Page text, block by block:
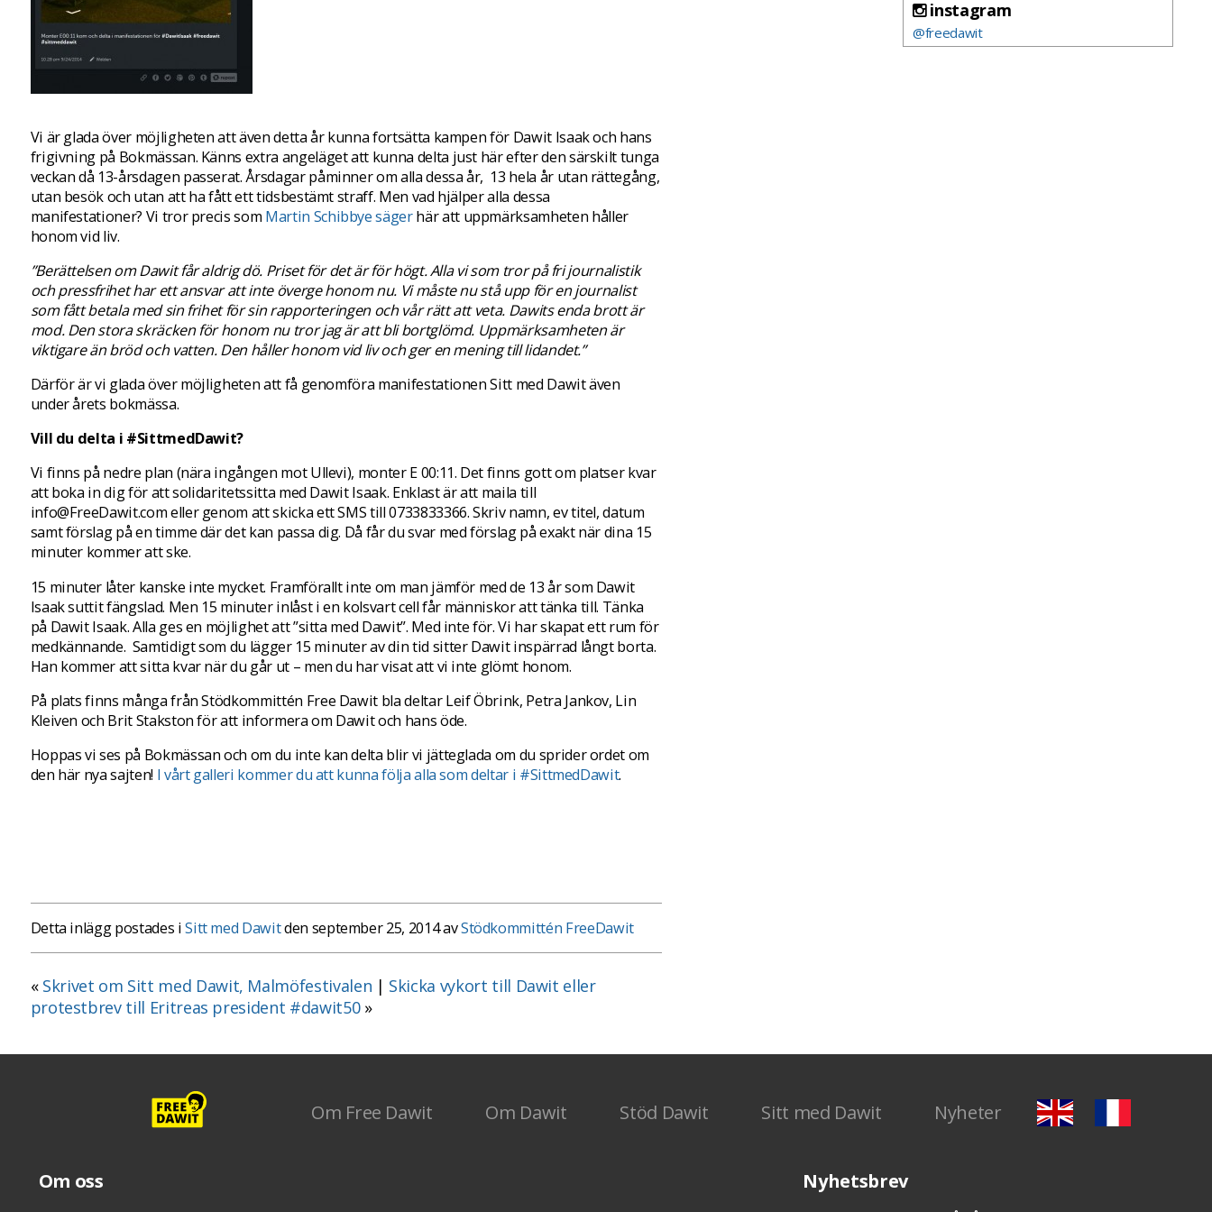
Vi är glada över möjligheten att även detta år kunna fortsätta kampen för Dawit Isaak och hans
frigivning på Bokmässan. Känns extra angeläget att kunna delta just här efter den särskilt tunga
veckan då 13-årsdagen passerat. Årsdagar påminner om alla dessa år, 13 hela år utan rättegång,
utan besök och utan att ha fått ett tidsbestämt straff. Men vad hjälper alla dessa
manifestationer? Vi tror precis som Martin Schibbye sägerhär att uppmärksamheten håller
honom vid liv.
”Berättelsen om Dawit får aldrig dö. Priset för det är för högt. Alla vi som tror på fri journalistik
och pressfrihet har ett ansvar att inte överge honom nu. Vi måste nu stå upp för en journalist
som fått betala med sin frihet för sin rapporteringen och vår rätt att veta. Dawits enda brott är
mod. Den stora skräcken för honom nu tror jag är att bli bortglömd. Uppmärksamheten är
viktigare än bröd och vatten. Den håller honom vid liv och ger en mening till lidandet.”
Därför är vi glada över möjligheten att få genomföra manifestationen Sitt med Dawit även
under årets bokmässa.
Vill du delta i #SittmedDawit?
Vi finns på nedre plan (nära ingången mot Ullevi), monter E 00:11. Det finns gott om platser kvar
att boka in dig för att solidaritetssitta med Dawit Isaak. Enklast är att maila till
info@FreeDawit.com eller genom att skicka ett SMS till 0733833366. Skriv namn, ev titel, datum
samt förslag på en timme där det kan passa dig. Då får du svar med förslag på exakt när dina 15
minuter kommer att ske.
15 minuter låter kanske inte mycket. Framförallt inte om man jämför med de 13 år som Dawit
Isaak suttit fängslad. Men 15 minuter inlåst i en kolsvart cell får människor att tänka till. Tänka
på Dawit Isaak. Alla ges en möjlighet att ”sitta med Dawit”. Med inte för. Vi har skapat ett rum för
medkännande. Samtidigt som du lägger 15 minuter av din tid sitter Dawit inspärrad långt borta.
Han kommer att sitta kvar när du går ut – men du har visat att vi inte glömt honom.
På plats finns många från Stödkommittén Free Dawit bla deltar Leif Öbrink, Petra Jankov, Lin
Kleiven och Brit Stakston för att informera om Dawit och hans öde.
Hoppas vi ses på Bokmässan och om du inte kan delta blir vi jätteglada om du sprider ordet om
den här nya sajten! I vårt galleri kommer du att kunna följa alla som deltar i #SittmedDawit.
Detta inlägg postades iSitt med Dawitden september 25, 2014 avStödkommittén FreeDawit
« Skrivet om Sitt med Dawit, Malmöfestivalen | Skicka vykort till Dawit eller
protestbrev till Eritreas president #dawit50»
instagram
@freedawit
Om Free Dawit Om Dawit Stöd Dawit Sitt med Dawit Nyheter
Om oss Nyhetsbrev